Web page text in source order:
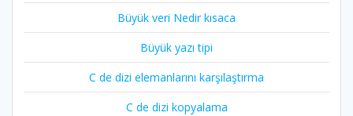
Büyük veri Nedir kısaca
Büyük yazı tipi
C de dizi elemanlarını karşılaştırma
C de dizi kopyalama